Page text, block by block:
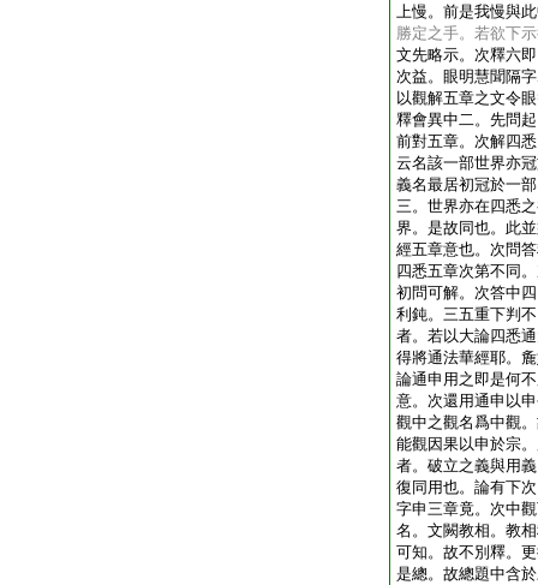
上慢。前是我慢與
勝定之手。若欲下
文先略示。次釋六
次益。眼明慧聞隔
以觀解五章之文令
釋會異中二。先問
前對五章。次解四
云名該一部世界亦
義名最居初冠於一
三。世界亦在四悉
界。是故同也。此
經五章意也。次問
四悉五章次第不同
初問可解。次答中
利鈍。三五重下判
者。若以大論四悉
得將通法華經耶。
論通申用之即是何
意。次還用通申以
觀中之觀名爲中觀
能觀因果以申於宗
者。破立之義與用
復同用也。論有下
字申三章竟。次中
名。文闕教相。教
可知。故不別釋。
是總。故總題中含